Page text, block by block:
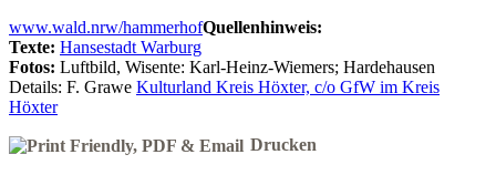
www.wald.nrw/hammerhofQuellenhinweis:
Texte: Hansestadt Warburg
Fotos: Luftbild, Wisente: Karl-Heinz-Wiemers; Hardehausen
Details: F. Grawe Kulturland Kreis Höxter, c/o GfW im Kreis
Höxter
Drucken